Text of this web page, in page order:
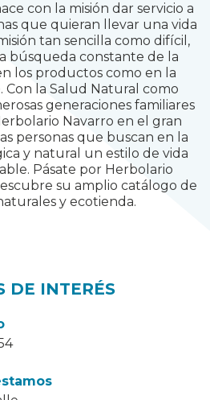
con la misión dar servicio a
que quieran llevar una vida
tan sencilla como difícil,
búsqueda constante de la
los productos como en la
Con la Salud Natural como
generaciones familiares
Navarro en el gran
personas que buscan en la
y natural un estilo de vida
Pásate por Herbolario
su amplio catálogo de
y ecotienda.
DE INTERÉS